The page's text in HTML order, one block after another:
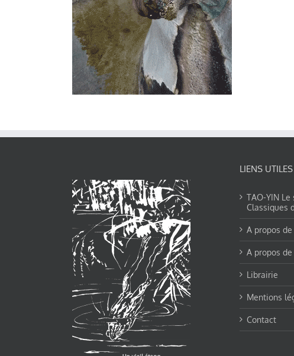
LIENS UTILES
TAO-YIN
Classiques
A propos
A propos de
Librairie
Mentions
Contact